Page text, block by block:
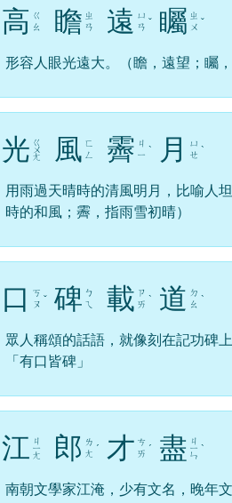
高 ㄍ
ㄠ
瞻 ㄓ
ㄢ
遠 ㄩ
ㄢ ˇ 矚 ㄓ
ㄨ ˇ
形容人眼光遠大。（瞻，遠望；矚，
光 ㄍ
ㄨ
ㄤ 風 ㄈ
ㄥ
霽 ㄐ
ㄧ ˋ 月
ㄩ
ㄝ ˋ
用雨過天晴時的清風明月，比喻人
時的和風；霽，指雨雪初晴）
口
ㄎ
ㄡ ˇ 碑 ㄅ
ㄟ
載 ㄗ
ㄞ ˋ 道 ㄉ
ㄠ ˋ
眾人稱頌的話語，就像刻在記功碑
「有口皆碑」
江 ㄐ
ㄧ
ㄤ 郎 ㄌ
ㄤ ˊ 才 ㄘ
ㄞ ˊ 盡 ㄐ
ㄧ
ㄣ
ˋ
南朝文學家江淹，少有文名，晚年